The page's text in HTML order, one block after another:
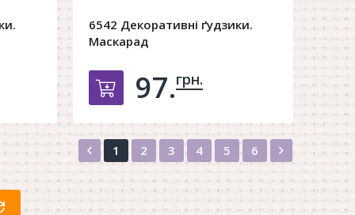
6542 Декоративні ґудзики.
Маскарад
Добавить в корзину
97.грн.
Назад
1 2 3 4 5 6 Вперед